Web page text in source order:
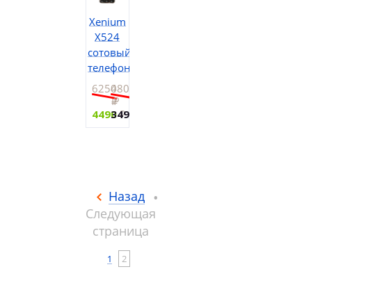
Xenium
X524
сотовый
телефон
6250
4490
4800
3490
Назад
Следующая
страница
1 2